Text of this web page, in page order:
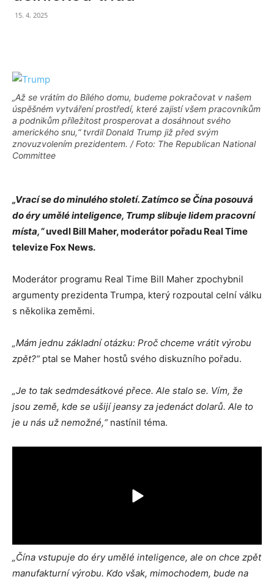
15. 4. 2025
„Až se vrátím do Bílého domu, budeme pokračovat v našem
úspěšném vytváření prostředí, které zajistí všem pracovníkům
a podnikům příležitost prosperovat a dosáhnout svého
amerického snu,“ tvrdil Donald Trump již před svým
znovuzvolením prezidentem. / Foto: The Republican National
Committee
„Vrací se do minulého století. Zatímco se Čína posouvá
do éry umělé inteligence, Trump slibuje lidem pracovní
místa,“uvedl Bill Maher, moderátor pořadu Real Time
televize Fox News.
Moderátor programu Real Time Bill Maher zpochybnil
argumenty prezidenta Trumpa, který rozpoutal celní válku
s několika zeměmi.
„Mám jednu základní otázku: Proč chceme vrátit výrobu
zpět?“ptal se Maher hostů svého diskuzního pořadu.
„Je to tak sedmdesátkové přece. Ale stalo se. Vím, že
jsou země, kde se ušijí jeansy za jedenáct dolarů. Ale to
je u nás už nemožné,“ nastínil téma.
„Čína vstupuje do éry umělé inteligence, ale on chce zpět
manufakturní výrobu. Kdo však, mimochodem, bude na